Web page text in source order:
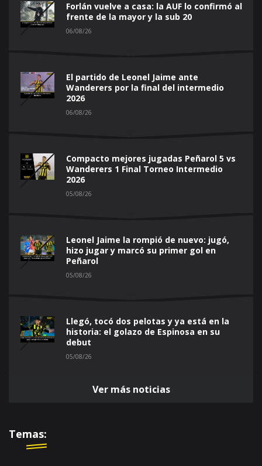
Forlán vuelve a casa: la AUF lo confirmó al
frente de la mayor y la sub 20
06/08/26
El partido de Leonel Jaime ante
Wanderers por la final del intermedio
2026
06/08/26
Compacto mejores jugadas Peñarol 5 vs
Wanderers 1 Final Torneo Intermedio
2026
05/08/26
Leonel Jaime la rompió de nuevo: jugó,
hizo jugar y marcó su primer gol en
Peñarol
05/08/26
Llegó, tocó dos pelotas y ya está en la
historia: el golazo de Espinosa en su
debut
05/08/26
Ver más noticias
Temas: